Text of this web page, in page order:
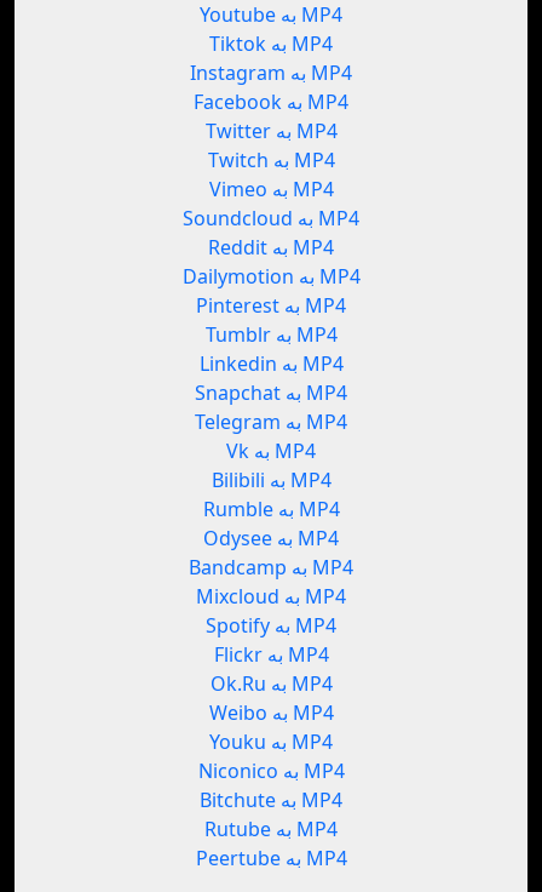
Youtube به MP4
Tiktok به MP4
Instagram به MP4
Facebook به MP4
Twitter به MP4
Twitch به MP4
Vimeo به MP4
Soundcloud به MP4
Reddit به MP4
Dailymotion به MP4
Pinterest به MP4
Tumblr به MP4
Linkedin به MP4
Snapchat به MP4
Telegram به MP4
Vk به MP4
Bilibili به MP4
Rumble به MP4
Odysee به MP4
Bandcamp به MP4
Mixcloud به MP4
Spotify به MP4
Flickr به MP4
Ok.Ru به MP4
Weibo به MP4
Youku به MP4
Niconico به MP4
Bitchute به MP4
Rutube به MP4
Peertube به MP4